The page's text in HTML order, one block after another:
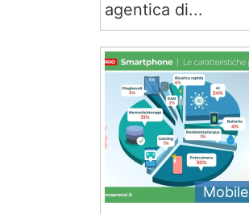
agentica di...
Mobile